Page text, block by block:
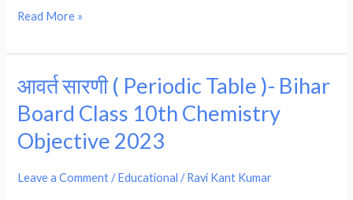
Objective
Read More »
आवर्त सारणी ( Periodic Table )- Bihar
Board Class 10th Chemistry
Objective 2023
Leave a Comment /Educational /Ravi Kant Kumar
आवर्त
सारणी
(
Periodic